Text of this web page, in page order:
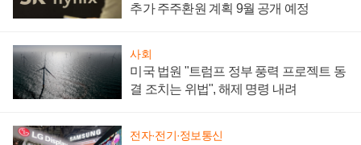
추가 주주환원 계획 9월 공개 예정
사회
미국 법원 "트럼프 정부 풍력 프로젝트 동
결 조치는 위법", 해제 명령 내려
전자·전기·정보통신